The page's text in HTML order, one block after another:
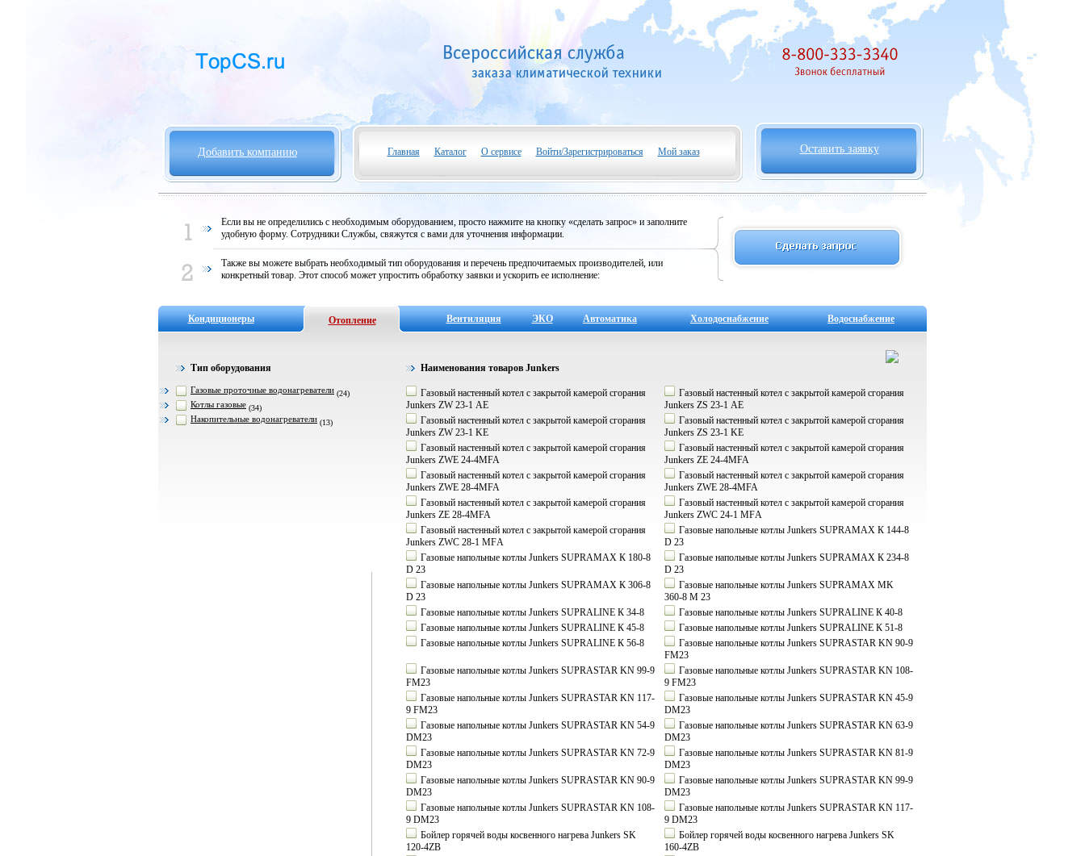
Добавить компанию Главная Каталог О сервисе Войти/Зарегистрироваться Мой заказ Оставить заявку
Если вы не определились с необходимым оборудованием, просто нажмите на кнопку «сделать запрос» и заполните
удобную форму. Сотрудники Службы, свяжутся с вами для уточнения информации.
Также вы можете выбрать необходимый тип оборудования и перечень предпочитаемых производителей, или
конкретный товар. Этот способ может упростить обработку заявки и ускорить ее исполнение:
Кондиционеры Отопление Вентиляция ЭКО Автоматика Холодоснабжение Водоснабжение
Тип оборудования
Газовые проточные водонагреватели (24)
Котлы газовые (34)
Накопительные водонагреватели (13)
Наименования товаров Junkers
Газовый настенный котел с закрытой камерой сгорания
Junkers ZW 23-1 АE
Газовый настенный котел с закрытой камерой сгорания
Junkers ZS 23-1 АE
Газовый настенный котел с закрытой камерой сгорания
Junkers ZW 23-1 KE
Газовый настенный котел с закрытой камерой сгорания
Junkers ZS 23-1 KE
Газовый настенный котел с закрытой камерой сгорания
Junkers ZWE 24-4MFA
Газовый настенный котел с закрытой камерой сгорания
Junkers ZE 24-4MFA
Газовый настенный котел с закрытой камерой сгорания
Junkers ZWE 28-4MFA
Газовый настенный котел с закрытой камерой сгорания
Junkers ZWE 28-4MFA
Газовый настенный котел с закрытой камерой сгорания
Junkers ZE 28-4MFA
Газовый настенный котел с закрытой камерой сгорания
Junkers ZWC 24-1 MFА
Газовый настенный котел с закрытой камерой сгорания
Junkers ZWC 28-1 MFА
Газовые напольные котлы Junkers SUPRAMAX К 144-8
D 23
Газовые напольные котлы Junkers SUPRAMAX К 180-8
D 23
Газовые напольные котлы Junkers SUPRAMAX К 234-8
D 23
Газовые напольные котлы Junkers SUPRAMAX К 306-8
D 23
Газовые напольные котлы Junkers SUPRAMAX MK
360-8 M 23
Газовые напольные котлы Junkers SUPRALINE К 34-8
Газовые напольные котлы Junkers SUPRALINE К 40-8
Газовые напольные котлы Junkers SUPRALINE К 45-8
Газовые напольные котлы Junkers SUPRALINE К 51-8
Газовые напольные котлы Junkers SUPRALINE К 56-8
Газовые напольные котлы Junkers SUPRASTAR KN 90-9
FM23
Газовые напольные котлы Junkers SUPRASTAR KN 99-9
FM23
Газовые напольные котлы Junkers SUPRASTAR KN 108-
9 FM23
Газовые напольные котлы Junkers SUPRASTAR KN 117-
9 FM23
Газовые напольные котлы Junkers SUPRASTAR KN 45-9
DM23
Газовые напольные котлы Junkers SUPRASTAR KN 54-9
DM23
Газовые напольные котлы Junkers SUPRASTAR KN 63-9
DM23
Газовые напольные котлы Junkers SUPRASTAR KN 72-9
DM23
Газовые напольные котлы Junkers SUPRASTAR KN 81-9
DM23
Газовые напольные котлы Junkers SUPRASTAR KN 90-9
DM23
Газовые напольные котлы Junkers SUPRASTAR KN 99-9
DM23
Газовые напольные котлы Junkers SUPRASTAR KN 108-
9 DM23
Газовые напольные котлы Junkers SUPRASTAR KN 117-
9 DM23
Бойлер горячей воды косвенного нагрева Junkers SK
120-4ZB
Бойлер горячей воды косвенного нагрева Junkers SK
160-4ZB